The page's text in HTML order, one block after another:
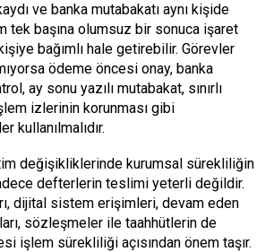
ve banka mutabakatı aynı kişide
tek başına olumsuz bir sonuca işaret
bağımlı hale getirebilir. Görevler
ödeme öncesi onay, banka
ay sonu yazılı mutabakat, sınırlı
izlerinin korunması gibi
kullanılmalıdır.
değişikliklerinde kurumsal sürekliliğin
defterlerin teslimi yeterli değildir.
dijital sistem erişimleri, devam eden
sözleşmeler ile taahhütlerin de
işlem sürekliliği açısından önem taşır.